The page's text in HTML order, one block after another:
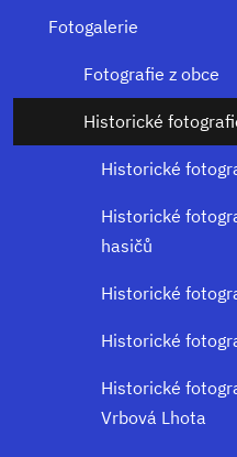
Fotogalerie
Fotografie z obce
Historické
Historické
Historické
hasičů
Historické
Historické
Historické
Vrbová Lhota